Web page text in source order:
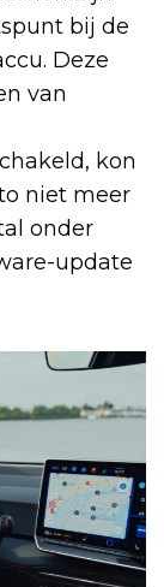
bij de
Deze
van
kon
niet meer
onder
update